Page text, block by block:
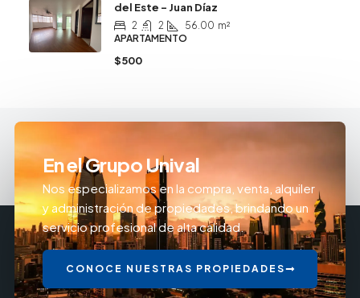
del Este – Juan Díaz
2 2 56.00 m²
APARTAMENTO
$500
En el Grupo Unival
Nos especializamos en la compra, venta, alquiler
y administración de propiedades, brindando un
servicio profesional de alta calidad.
CONOCE NUESTRAS PROPIEDADES